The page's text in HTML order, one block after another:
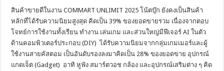
สินค้าขายดีในงาน COMMART UNLIMIT 2025 โน้ตบุ๊ก ยังคงเป็นสินค้า
หลักที่ได้รับความนิยมสูงสุด คิดเป็น 39% ของยอดขายรวม เนื่องจากตอบ
โจทย์การใช้งานทั้งเรียน ทำงาน เล่นเกม และส่วนใหญ่มีฟีเจอร์ AI ในตัว
ด้านคอมพิวเตอร์ประกอบ (DIY) ได้รับความนิยมจากกลุ่มเกมเมอร์และผู้
ใช้งานสายคัสตอม เป็นอันดับรองลงมาคิดเป็น 28% ของยอดขาย อุปกรณ์
แกดเจ็ต (Gadget) อาทิ หูฟัง สมาร์ตวอช กล้อง และอุปกรณ์เสริมต่าง ๆ คิด